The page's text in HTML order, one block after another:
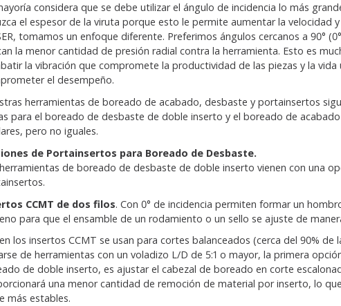
considera que se debe utilizar el ángulo de incidencia lo más
el espesor de la viruta porque esto le permite aumentar la velocidad y
tomamos un enfoque diferente. Preferimos ángulos cercanos a 90°
la menor cantidad de presión radial contra la herramienta. Esto es
la vibración que compromete la productividad de las piezas y la vida
el desempeño.
herramientas de boreado de acabado, desbaste y portainsertos
para el boreado de desbaste de doble inserto y el boreado de
pero no iguales.
de Portainsertos para Boreado de Desbaste.
de boreado de desbaste de doble inserto vienen con una
CCMT de dos filos. Con 0° de incidencia permiten formar un
para que el ensamble de un rodamiento o un sello se ajuste de
los insertos CCMT se usan para cortes balanceados (cerca del 90% de
de herramientas con un voladizo L/D de 5:1 o mayor, la primera
de doble inserto, es ajustar el cabezal de boreado en corte
una menor cantidad de remoción de material por inserto, lo
más estables.